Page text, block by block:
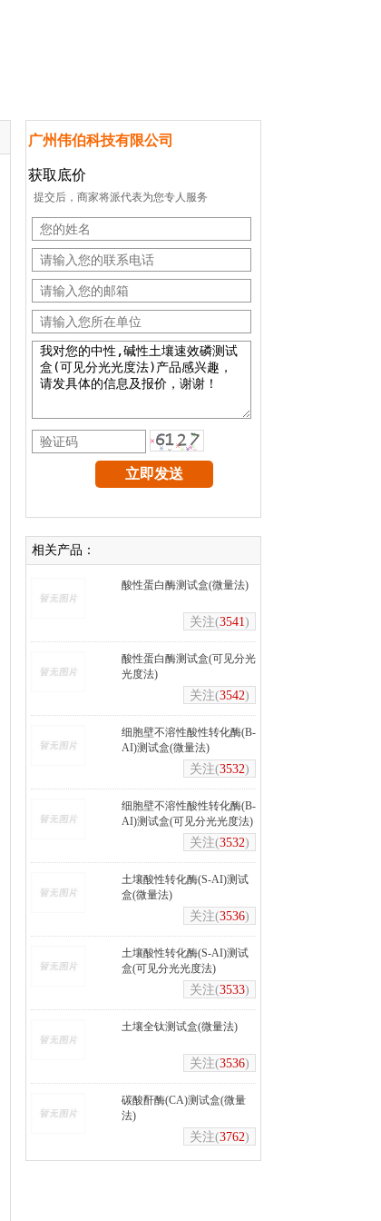
广州伟伯科技有限公司
获取底价
提交后，商家将派代表为您专人服务
相关产品：
酸性蛋白酶测试盒(微量法)
关注(3541)
酸性蛋白酶测试盒(可见分光
光度法)
关注(3542)
细胞壁不溶性酸性转化酶(B-
AI)测试盒(微量法)
关注(3532)
细胞壁不溶性酸性转化酶(B-
AI)测试盒(可见分光光度法)
关注(3532)
土壤酸性转化酶(S-AI)测试
盒(微量法)
关注(3536)
土壤酸性转化酶(S-AI)测试
盒(可见分光光度法)
关注(3533)
土壤全钛测试盒(微量法)
关注(3536)
碳酸酐酶(CA)测试盒(微量
法)
关注(3762)